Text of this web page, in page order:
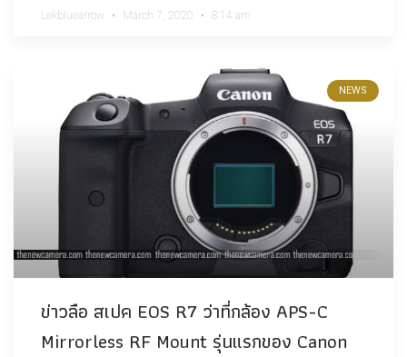
Lekbluearrow March 7, 2020 8:14 am
NEWS
ข่าวลือ สเปค EOS R7 ว่าที่กล้อง APS-C
Mirrorless RF Mount รุ่นแรกของ Canon